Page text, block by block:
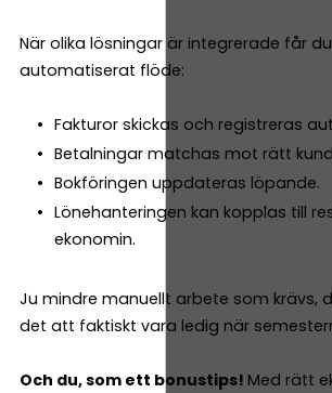
När olika lösningar är integrerade får
automatiserat flöde:
Fakturor skickas och registreras
Betalningar matchas mot rätt
Bokföringen uppdateras löpande.
Lönehanteringen kan kopplas till
ekonomin.
Ju mindre manuellt arbete som krävs,
det att faktiskt vara ledig när
Och du, som ett bonustips! Med rätt